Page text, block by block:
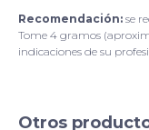
Recomendación: se
Tome 4 gramos
indicaciones de su
Otros